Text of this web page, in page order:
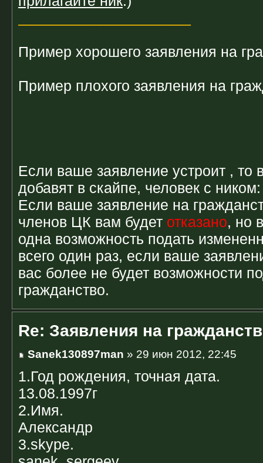
Пример хорошего заявления на
Пример плохого заявления на
Если ваше заявление устроит , то
добавят в скайпе, человек с
Если ваше заявление на
членов ЦК вам будет отказано, но
одна возможность подать
всего один раз, если ваше
вас более не будет возможности
гражданство.
Re: Заявления на
Sanek130897man » 29 июн 2012, 22:45
1.Год рождения, точная дата.
13.08.1997г
2.Имя.
Александр
3.skype.